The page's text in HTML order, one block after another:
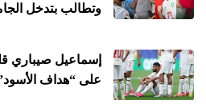
وتطالب بتدخل
إسماعيل صيباري
على “هداف